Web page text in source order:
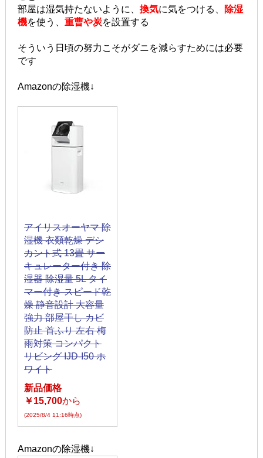
部屋は湿気持たないように、 換気に気をつける、
除湿
機を使う、 重曹や炭を設置する
そういう日頃の努力こそがダニを減らすためには必要
です
Amazonの除湿機↓
アイリスオーヤマ 除
湿機 衣類乾燥 デシ
カント式 13畳 サー
キュレーター付き 除
湿器 除湿量 5L タイ
マー付き スピード乾
燥 静音設計 大容量
強力 部屋干し カビ
防止 首ふり 左右 梅
雨対策 コンパクト
リビング IJD-I50 ホ
ワイト
新品価格
￥15,700から
(2025/8/4 11:16時点)
Amazonの除湿機↓